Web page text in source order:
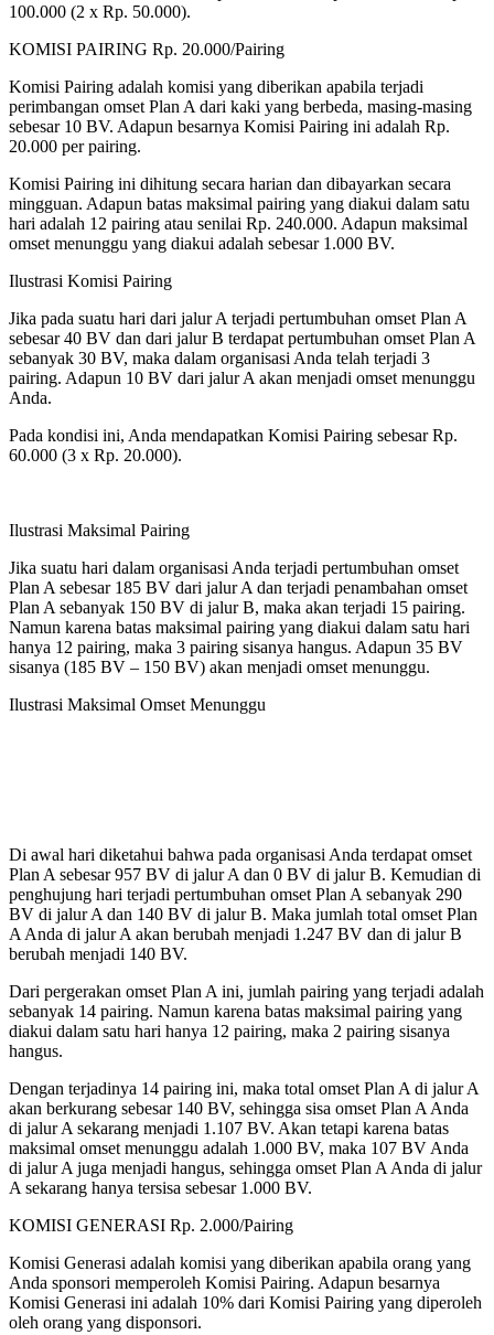
100.000 (2 x Rp. 50.000).
KOMISI PAIRING Rp. 20.000/Pairing
Komisi Pairing adalah komisi yang diberikan apabila terjadi
perimbangan omset Plan A dari kaki yang berbeda, masing-masing
sebesar 10 BV. Adapun besarnya Komisi Pairing ini adalah Rp.
20.000 per pairing.
Komisi Pairing ini dihitung secara harian dan dibayarkan secara
mingguan. Adapun batas maksimal pairing yang diakui dalam satu
hari adalah 12 pairing atau senilai Rp. 240.000. Adapun maksimal
omset menunggu yang diakui adalah sebesar 1.000 BV.
Ilustrasi Komisi Pairing
Jika pada suatu hari dari jalur A terjadi pertumbuhan omset Plan A
sebesar 40 BV dan dari jalur B terdapat pertumbuhan omset Plan A
sebanyak 30 BV, maka dalam organisasi Anda telah terjadi 3
pairing. Adapun 10 BV dari jalur A akan menjadi omset menunggu
Anda.
Pada kondisi ini, Anda mendapatkan Komisi Pairing sebesar Rp.
60.000 (3 x Rp. 20.000).
Ilustrasi Maksimal Pairing
Jika suatu hari dalam organisasi Anda terjadi pertumbuhan omset
Plan A sebesar 185 BV dari jalur A dan terjadi penambahan omset
Plan A sebanyak 150 BV di jalur B, maka akan terjadi 15 pairing.
Namun karena batas maksimal pairing yang diakui dalam satu hari
hanya 12 pairing, maka 3 pairing sisanya hangus. Adapun 35 BV
sisanya (185 BV – 150 BV) akan menjadi omset menunggu.
Ilustrasi Maksimal Omset Menunggu
Di awal hari diketahui bahwa pada organisasi Anda terdapat omset
Plan A sebesar 957 BV di jalur A dan 0 BV di jalur B. Kemudian di
penghujung hari terjadi pertumbuhan omset Plan A sebanyak 290
BV di jalur A dan 140 BV di jalur B. Maka jumlah total omset Plan
A Anda di jalur A akan berubah menjadi 1.247 BV dan di jalur B
berubah menjadi 140 BV.
Dari pergerakan omset Plan A ini, jumlah pairing yang terjadi adalah
sebanyak 14 pairing. Namun karena batas maksimal pairing yang
diakui dalam satu hari hanya 12 pairing, maka 2 pairing sisanya
hangus.
Dengan terjadinya 14 pairing ini, maka total omset Plan A di jalur A
akan berkurang sebesar 140 BV, sehingga sisa omset Plan A Anda
di jalur A sekarang menjadi 1.107 BV. Akan tetapi karena batas
maksimal omset menunggu adalah 1.000 BV, maka 107 BV Anda
di jalur A juga menjadi hangus, sehingga omset Plan A Anda di jalur
A sekarang hanya tersisa sebesar 1.000 BV.
KOMISI GENERASI Rp. 2.000/Pairing
Komisi Generasi adalah komisi yang diberikan apabila orang yang
Anda sponsori memperoleh Komisi Pairing. Adapun besarnya
Komisi Generasi ini adalah 10% dari Komisi Pairing yang diperoleh
oleh orang yang disponsori.